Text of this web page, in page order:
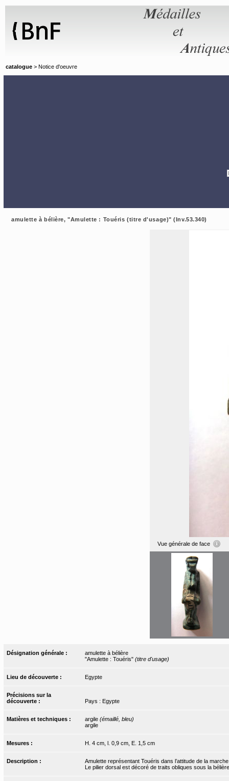
catalogue > Notice d'oeuvre
amulette à bélière, "Amulette : Touéris (titre d'usage)" (Inv.53.340)
Vue générale de face
Désignation générale :
amulette à bélière
"Amulette : Touéris" (titre d'usage)
Lieu de découverte : Egypte
Précisions sur la
découverte :
Pays : Egypte
Matières et techniques : argile (émaillé, bleu)
argile
Mesures : H. 4 cm, l. 0,9 cm, E. 1,5 cm
Description :
Amulette représentant Touéris dans l’attitude de la
Le pilier dorsal est décoré de traits obliques sous la